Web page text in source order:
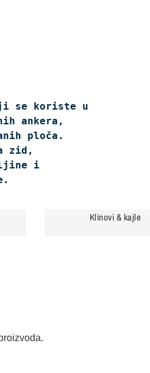
se koriste u
ankera,
ploča.
zid,
i
Klinovi & kajle